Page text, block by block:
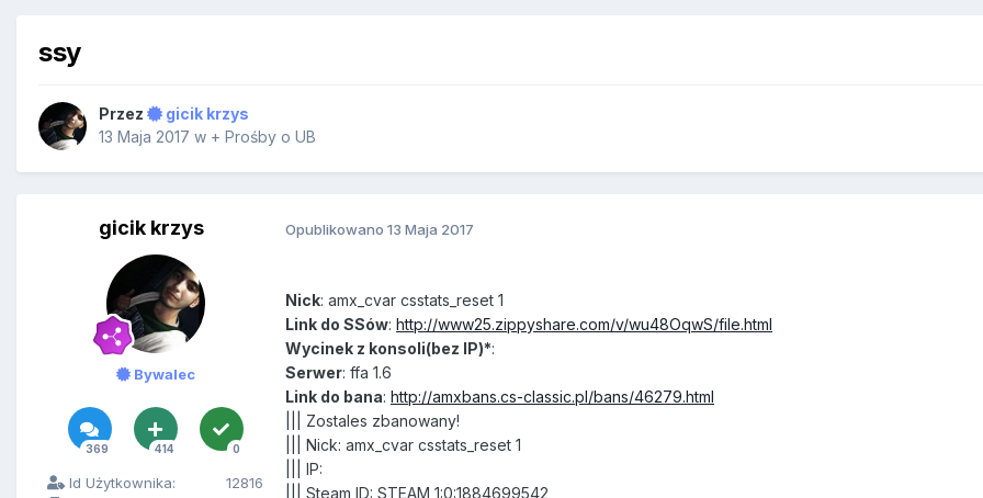
ssy
Przez
gicik krzys
13 Maja 2017 w + Prośby o UB
gicik krzys
Bywalec
369 414 0
Id Użytkownika:
12816
Opublikowano 13 Maja 2017
Nick: amx_cvar csstats_reset 1
Link do SSów: http://www25.zippyshare.com/v/wu48OqwS/file.html
Wycinek z konsoli(bez IP)*:
Serwer: ffa 1.6
Link do bana: http://amxbans.cs-classic.pl/bans/46279.html
||| Zostales zbanowany!
||| Nick: amx_cvar csstats_reset 1
||| IP:
||| Steam ID: STEAM_1:0:1884699542